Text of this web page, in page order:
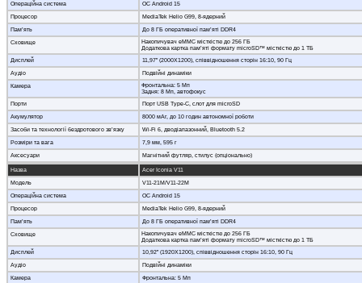
Операційна система
ОС Android 15
Процесор
MediaTek Helio G99, 8-ядерний
Пам’ять
До 8 ГБ оперативної пам’яті DDR4
Сховище
Накопичувач eMMC місткістю до 256 ГБ
Додаткова картка пам’яті формату microSD™ місткістю до 1 ТБ
Дисплей
11,97” (2000X1200), співвідношення сторін 16:10, 90 Гц
Аудіо
Подвійні динаміки
Камера
Фронтальна: 5 Мп
Задня: 8 Мп, автофокус
Порти
Порт USB Type-C, слот для microSD
Акумулятор
8000 мАг, до 10 годин автономної роботи
Засоби та технології бездротового зв’язку
Wi-Fi 6, дводіапазонний, Bluetooth 5.2
Розміри та вага
7,9 мм, 595 г
Аксесуари
Магнітний футляр, стилус (опціонально)
Назва
Acer Iconia V11
Модель
V11-21M/V11-22M
Операційна система
ОС Android 15
Процесор
MediaTek Helio G99, 8-ядерний
Пам’ять
До 8 ГБ оперативної пам’яті DDR4
Сховище
Накопичувач eMMC місткістю до 256 ГБ
Додаткова картка пам’яті формату microSD™ місткістю до 1 ТБ
Дисплей
10,92” (1920X1200), співвідношення сторін 16:10, 90 Гц
Аудіо
Подвійні динаміки
Камера
Фронтальна: 5 Мп